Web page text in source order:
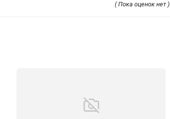
( Пока оценок нет )